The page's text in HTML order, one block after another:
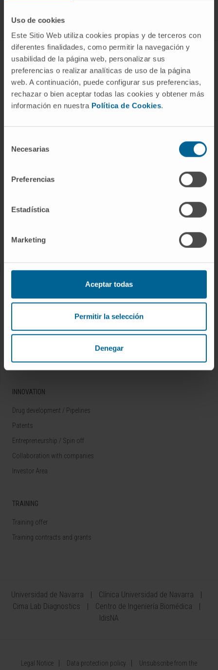
Uso de cookies
Este Sitio Web utiliza cookies propias y de terceros con
diferentes finalidades, como permitir la navegación y
usabilidad de la página web, personalizar sus
preferencias o realizar analíticas de uso de la página
web. A continuación, puede configurar sus preferencias,
rechazar o bien aceptar todas las cookies y obtener más
información en nuestra Política de Cookies.
Necesarias
Preferencias
Estadística
Marketing
Aceptar todas
Permitir la selección
Denegar
ABOUT CIMA
Who we are
Research Center of the Clinica
Campus of the Universidad de Navarra
Our Researchers
Technology platforms
INNOVATION
Drug development / Pipelines
Patents
Entrepreneurship / Spin off
Collaboration with companies
Investor Area
TRAINING
Training offer
Training contracts and grants
Universidad de Navarra
Clínica Universidad de Navarra
Cima Lab Diagnostics
Centro de Ingeniería Biomédica
IdisNA
Legal Notice Data protection policy Unsubscribe from the